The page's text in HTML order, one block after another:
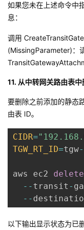
如果您未在上述命令中
息：
调用
(MissingParameter)：
11. 从中转网关路由表
要删除之前添加的静态
由表 ID。
CIDR=
TGW_RT_ID=tgw-
aws ec2 delete
-- transit -
--
以下输出显示状态为已